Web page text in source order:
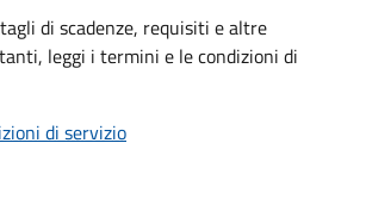
di scadenze, requisiti e altre
leggi i termini e le condizioni di
di servizio